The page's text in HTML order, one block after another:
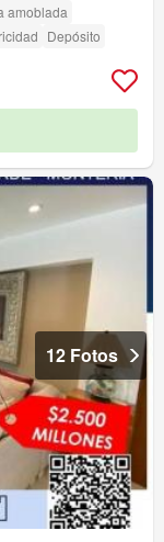
amoblada
Depósito
12 Fotos